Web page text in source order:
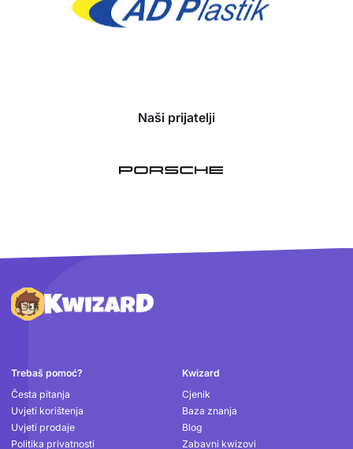
Naši prijatelji
Podnožje
Trebaš pomoć?
Česta pitanja
Uvjeti korištenja
Uvjeti prodaje
Politika privatnosti
Kwizard
Cjenik
Baza znanja
Blog
Zabavni kwizovi